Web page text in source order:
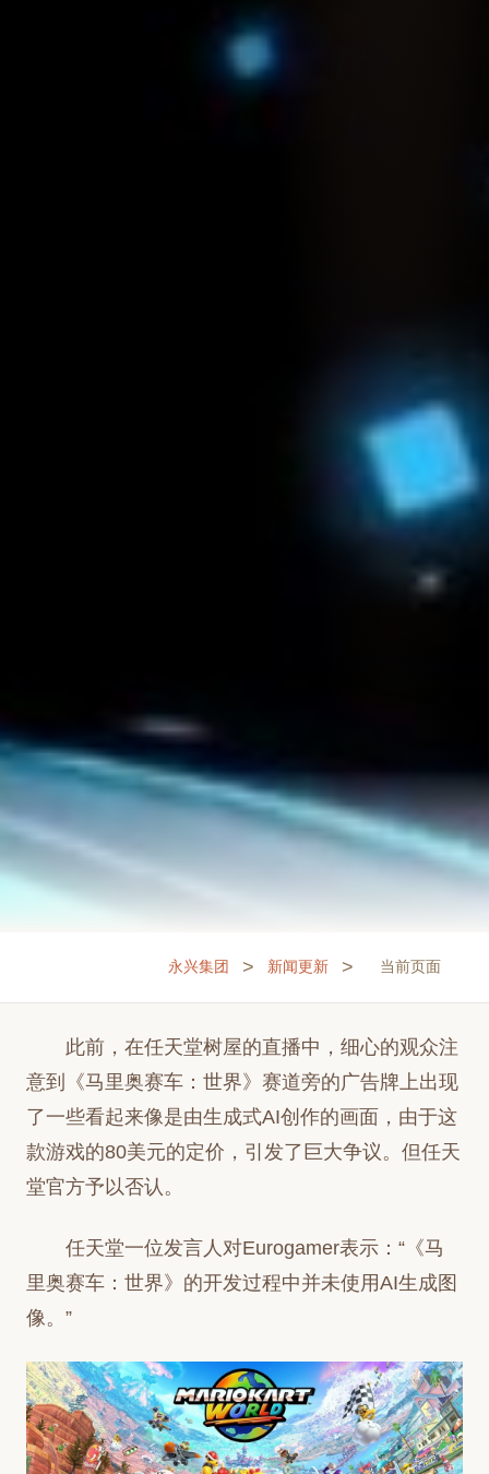
永兴集团 > 新闻更新 > 当前页面
此前，在任天堂树屋的直播中，细心的观众注
意到《马里奥赛车：世界》赛道旁的广告牌上出现
了一些看起来像是由生成式AI创作的画面，由于这
款游戏的80美元的定价，引发了巨大争议。但任天
堂官方予以否认。
任天堂一位发言人对Eurogamer表示：“《马
里奥赛车：世界》的开发过程中并未使用AI生成图
像。”